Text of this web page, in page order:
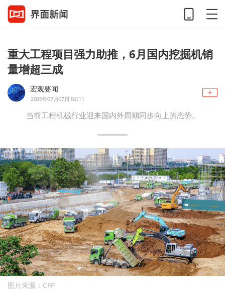
重大工程项目强力助推，6月国内挖掘机销
量增超三成
宏观要闻
2026年07月07日 02:11
当前工程机械行业迎来国内外周期同步向上的态势。
图片来源：CFP